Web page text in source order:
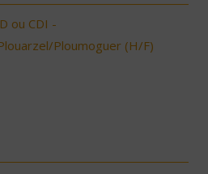
ou CDI -
Ploumoguer (H/F)